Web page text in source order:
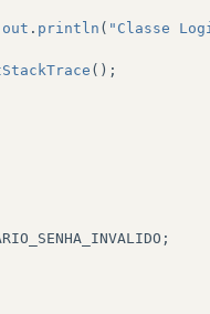
out . println ( "Classe
();
;